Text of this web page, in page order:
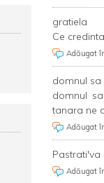
gratiela
Ce
Adăugat
domnul sa
domnul
tanara ne
Adăugat
Pastrati'va
Adăugat